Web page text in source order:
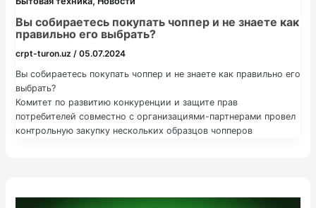
Вы собираетесь покупать чоппер и не знаете как
правильно его выбрать?
crpt-turon.uz / 05.07.2024
Вы собираетесь покупать чоппер и не знаете как правильно его
выбрать?
Комитет по развитию конкуренции и защите прав
потребителей совместно с организациями-партнерами провел
контрольную закупку нескольких образцов чопперов